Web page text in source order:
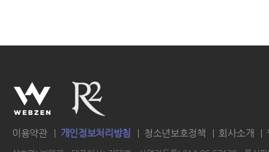
이용약관 개인정보처리방침 청소년보호정책 회사소개